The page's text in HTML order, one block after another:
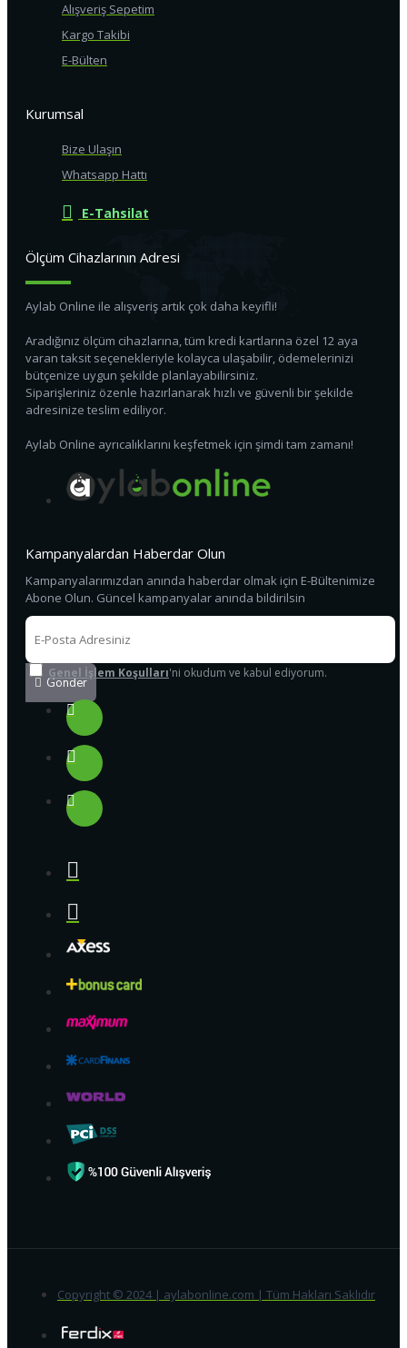
Alışveriş Sepetim
Kargo Takibi
E-Bülten
Kurumsal
Bize Ulaşın
Whatsapp Hattı
E-Tahsilat
Ölçüm Cihazlarının Adresi
Aylab Online ile alışveriş artık çok daha keyifli!
Aradığınız ölçüm cihazlarına, tüm kredi kartlarına özel 12 aya
varan taksit seçenekleriyle kolayca ulaşabilir, ödemelerinizi
bütçenize uygun şekilde planlayabilirsiniz.
Siparişleriniz özenle hazırlanarak hızlı ve güvenli bir şekilde
adresinize teslim ediliyor.
Aylab Online ayrıcalıklarını keşfetmek için şimdi tam zamanı!
Kampanyalardan Haberdar Olun
Kampanyalarımızdan anında haberdar olmak için E-Bültenimize
Abone Olun. Güncel kampanyalar anında bildirilsin
Gönder
Genel İşlem Koşulları'ni okudum ve kabul ediyorum.
Copyright © 2024 | aylabonline.com | Tüm Hakları Saklıdır